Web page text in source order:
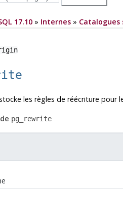
17.10 » Internes » Catalogues
les règles de réécriture pour
pg_rewrite